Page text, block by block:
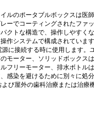
ルのポータブルボックスは医
ーでコーティングされたフ
クトな構造で、操作しやすく
作システムで構成されていま
に接続する時に使用します
モーター、ソリッドボックス
フリーモーター、排水ボトル
感染を避けるために別々に処
び屋外の歯科治療または治療